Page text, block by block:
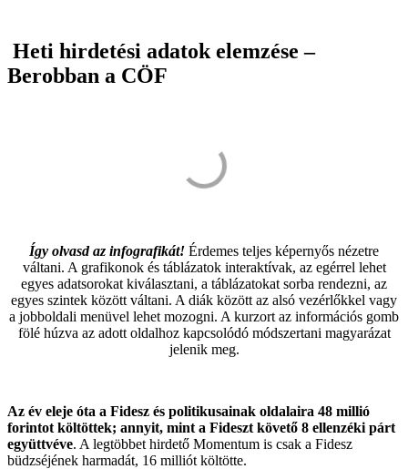
Heti hirdetési adatok elemzése –
Berobban a CÖF
Így olvasd az infografikát! Érdemes teljes képernyős nézetre
váltani. A grafikonok és táblázatok interaktívak, az egérrel lehet
egyes adatsorokat kiválasztani, a táblázatokat sorba rendezni, az
egyes szintek között váltani. A diák között az alsó vezérlőkkel vagy
a jobboldali menüvel lehet mozogni. A kurzort az információs gomb
fölé húzva az adott oldalhoz kapcsolódó módszertani magyarázat
jelenik meg.
Az év eleje óta a Fidesz és politikusainak oldalaira 48 millió
forintot költöttek; annyit, mint a Fideszt követő 8 ellenzéki párt
együttvéve. A legtöbbet hirdető Momentum is csak a Fidesz
büdzséjének harmadát, 16 milliót költötte.